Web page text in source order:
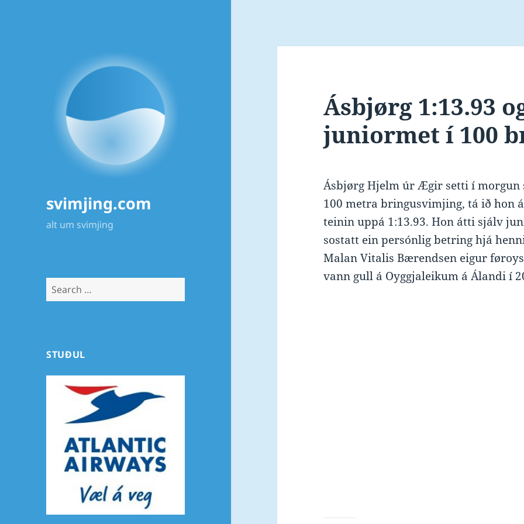
svimjing.com
alt um svimjing
Search
for:
STUÐUL
Ásbjørg 1:13.93
juniormet í 100
Ásbjørg Hjelm úr Ægir setti í
100 metra bringusvimjing, tá ið hon
teinin uppá 1:13.93. Hon átti sjálv
sostatt ein persónlig betring hjá
Malan Vitalis Bærendsen eigur
vann gull á Oyggjaleikum á Álandi í